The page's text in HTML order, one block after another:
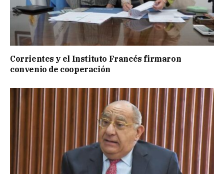
Corrientes y el Instituto Francés firmaron
convenio de cooperación